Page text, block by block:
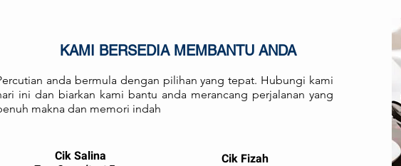
KAMI BERSEDIA MEMBANTU ANDA
anda bermula dengan pilihan yang tepat. Hubungi kami
ini dan biarkan kami bantu anda merancang perjalanan yang
makna dan memori indah
Cik Salina Cik Fizah